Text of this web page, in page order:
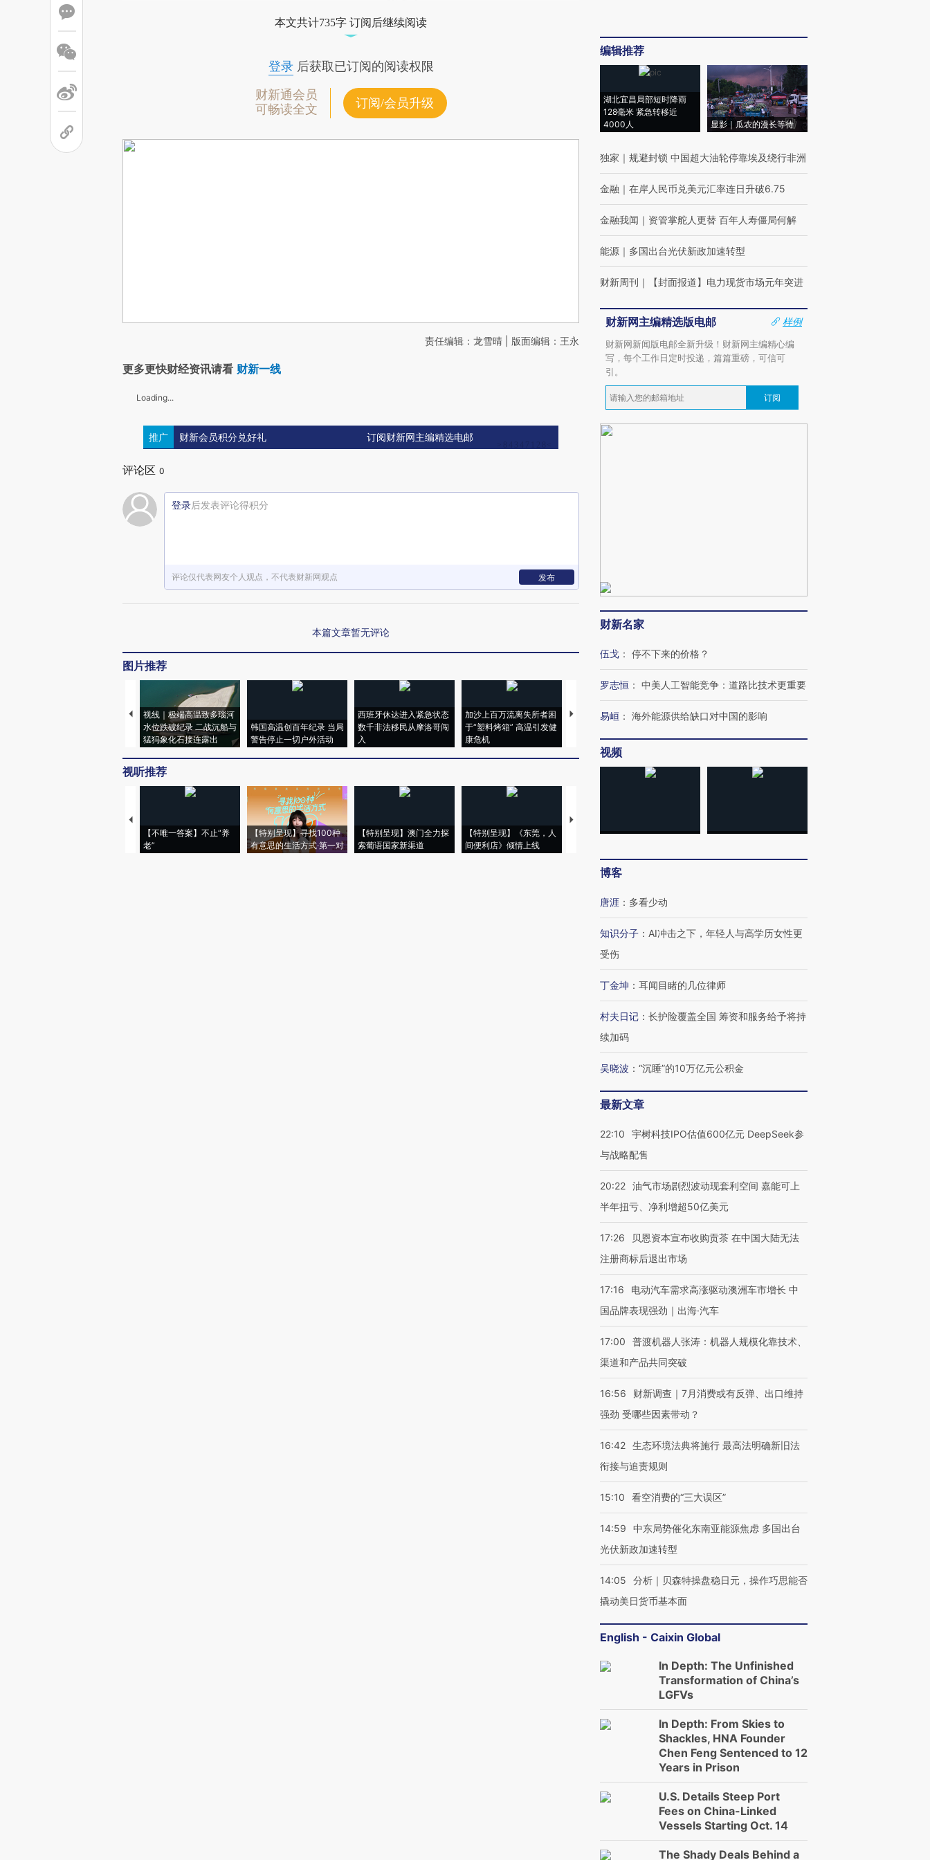
本文共计735字 订阅后继续阅读
登录后获取已订阅的阅读权限
财新通会员
可畅读全文
订阅/会员升级
责任编辑：龙雪晴 | 版面编辑：王永
更多更快财经资讯请看 财新一线
Loading...
推广 财新会员积分兑好礼 订阅财新网主编精选电邮
评论区 0
登录后发表评论得积分
评论仅代表网友个人观点，不代表财新网观点 发布
本篇文章暂无评论
图片推荐
视线｜极端高温致多瑙河
水位跌破纪录 二战沉船与
猛犸象化石接连露出
韩国高温创百年纪录 当局
警告停止一切户外活动
西班牙休达进入紧急状态
数千非法移民从摩洛哥闯
入
加沙上百万流离失所者困
于“塑料烤箱” 高温引发健
康危机
视线｜HYROX的吸金
心“花钱找虐”？
马航飞行员跨国走私7万
毒品
育部长拱下台
视听推荐
【不唯一答案】不止“养
老”
【特别呈现】寻找100种
有意思的生活方式·第一对
【特别呈现】澳门全力探
索葡语国家新渠道
【特别呈现】《东莞，人
间便利店》倾情上线
【推广】走进第四届链博
会，让数智科技“链”接产
【特别呈现】寻找100种
CFO：不靠规模取胜，华
编辑推荐
湖北宜昌局部短时降雨
128毫米 紧急转移近
4000人
显影｜瓜农的漫长等待
独家 ｜ 规避封锁 中国超大油轮停靠埃及绕行非洲
金融 ｜ 在岸人民币兑美元汇率连日升破6.75
金融我闻 ｜ 资管掌舵人更替 百年人寿僵局何解
能源 ｜ 多国出台光伏新政加速转型
财新周刊 ｜ 【封面报道】电力现货市场元年突进
财新网主编精选版电邮
样例
财新网新闻版电邮全新升级！财新网主编精心编
写，每个工作日定时投递，篇篇重磅，可信可
引。
订阅
财新名家
伍戈 ： 停不下来的价格？
罗志恒 ： 中美人工智能竞争：道路比技术更重要
易峘 ： 海外能源供给缺口对中国的影响
视频
博客
唐涯 ： 多看少动
知识分子 ： AI冲击之下，年轻人与高学历女性更
受伤
丁金坤 ： 耳闻目睹的几位律师
村夫日记 ： 长护险覆盖全国 筹资和服务给予将持
续加码
吴晓波 ： “沉睡”的10万亿元公积金
最新文章
22:10
宇树科技IPO估值600亿元 DeepSeek参
与战略配售
20:22 油气市场剧烈波动现套利空间 嘉能可上
半年扭亏、净利增超50亿美元
17:26
贝恩资本宣布收购贡茶 在中国大陆无法
注册商标后退出市场
17:16
电动汽车需求高涨驱动澳洲车市增长 中
国品牌表现强劲｜出海·汽车
17:00
普渡机器人张涛：机器人规模化靠技术、
渠道和产品共同突破
16:56
财新调查｜7月消费或有反弹、出口维持
强劲 受哪些因素带动？
16:42 生态环境法典将施行 最高法明确新旧法
衔接与追责规则
15:10 看空消费的“三大误区”
14:59
中东局势催化东南亚能源焦虑 多国出台
光伏新政加速转型
14:05
分析｜贝森特操盘稳日元，操作巧思能否
撬动美日货币基本面
English - Caixin Global
In Depth: The Unfinished
Transformation of China’s
LGFVs
In Depth: From Skies to
Shackles, HNA Founder
Chen Feng Sentenced to 12
Years in Prison
U.S. Details Steep Port
Fees on China-Linked
Vessels Starting Oct. 14
The Shady Deals Behind a